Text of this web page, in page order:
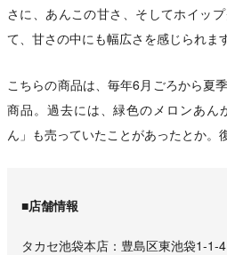
さに、あんこの甘さ、そしてホイッ
て、甘さの中にも幅広さを感じられます
こちらの商品は、毎年6月ごろから夏
商品。過去には、緑色のメロンあん
ん」も売っていたことがあったとか。
■店舗情報
タカセ池袋本店
豊島区東池袋1-1-